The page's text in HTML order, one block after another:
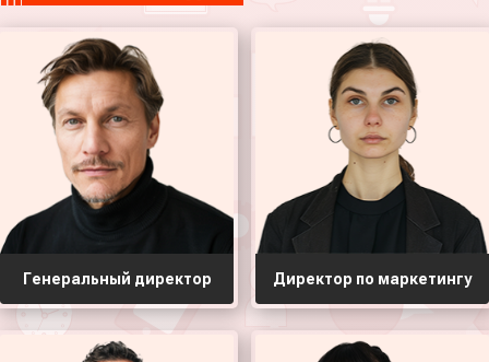
Генеральный директор Директор по маркетингу